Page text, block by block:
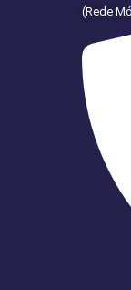
(Rede